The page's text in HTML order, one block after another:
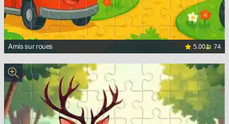
Amis sur roues 5.00 74